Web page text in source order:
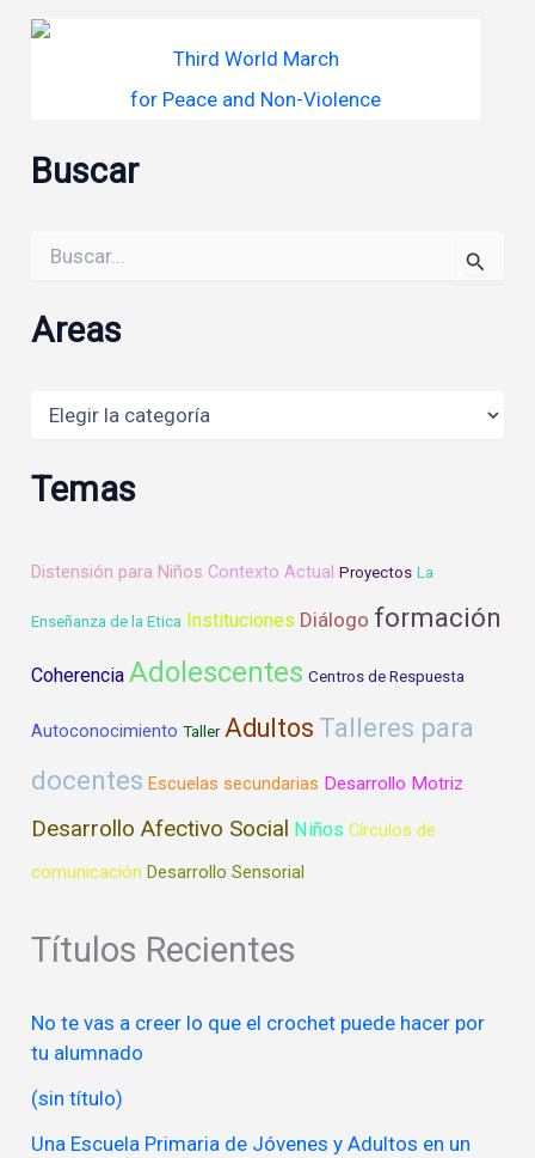
Third World March
for Peace and Non-Violence
Buscar
por:
Areas
Temas
Distensión para Niños Contexto Actual Proyectos La
Enseñanza de la Etica Instituciones Diálogo formación
Coherencia Adolescentes Centros de Respuesta
Autoconocimiento Taller Adultos Talleres para
docentes Escuelas secundarias Desarrollo Motriz
Desarrollo Afectivo Social Niños Círculos de
comunicación Desarrollo Sensorial
Títulos Recientes
No te vas a creer lo que el crochet puede hacer por
tu alumnado
(sin título)
Una Escuela Primaria de Jóvenes y Adultos en un